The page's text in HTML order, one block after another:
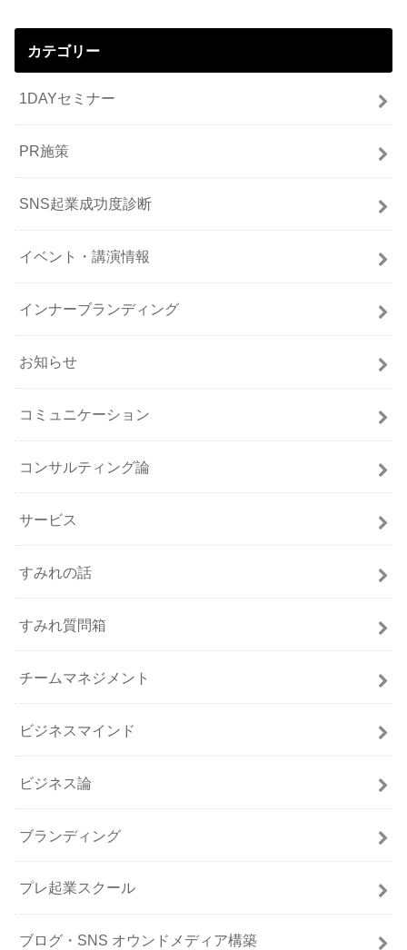
カテゴリー
1DAYセミナー
PR施策
SNS起業成功度診断
イベント・講演情報
インナーブランディング
お知らせ
コミュニケーション
コンサルティング論
サービス
すみれの話
すみれ質問箱
チームマネジメント
ビジネスマインド
ビジネス論
ブランディング
プレ起業スクール
ブログ・SNS オウンドメディア構築